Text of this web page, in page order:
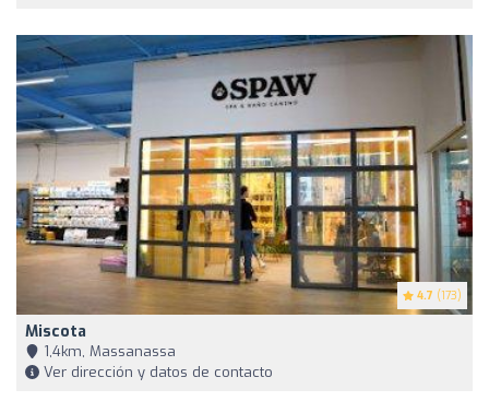
4.7 (173)
Miscota
1,4km, Massanassa
Ver dirección y datos de contacto